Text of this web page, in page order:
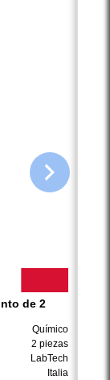
de 2
Químico
2 piezas
LabTech
Italia